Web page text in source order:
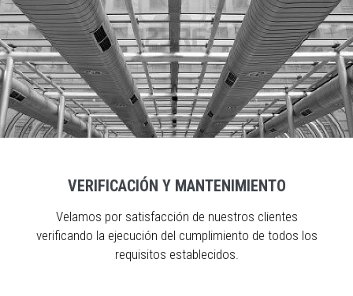
VERIFICACIÓN Y MANTENIMIENTO
Velamos por satisfacción de nuestros clientes
verificando la ejecución del cumplimiento de todos los
requisitos establecidos.